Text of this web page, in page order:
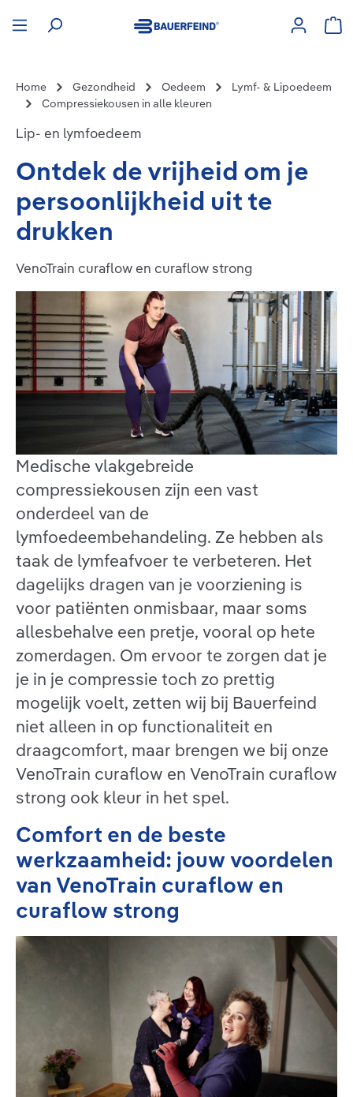
Home Gezondheid Oedeem
Lymf- & Lipoedeem
Compressiekousen in alle kleuren
Lip- en lymfoedeem
Ontdek de vrijheid om je
persoonlijkheid uit te
drukken
VenoTrain curaflow en curaflow strong
Medische vlakgebreide
compressiekousen zijn een vast
onderdeel van de
lymfoedeembehandeling. Ze hebben als
taak de lymfeafvoer te verbeteren. Het
dagelijks dragen van je voorziening is
voor patiënten onmisbaar, maar soms
allesbehalve een pretje, vooral op hete
zomerdagen. Om ervoor te zorgen dat je
je in je compressie toch zo prettig
mogelijk voelt, zetten wij bij Bauerfeind
niet alleen in op functionaliteit en
draagcomfort, maar brengen we bij onze
VenoTrain curaflow en VenoTrain curaflow
strong ook kleur in het spel.
Comfort en de beste
werkzaamheid: jouw voordelen
van VenoTrain curaflow en
curaflow strong